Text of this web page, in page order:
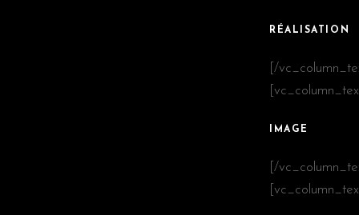
RÉALISATION
[/
IMAGE
[/